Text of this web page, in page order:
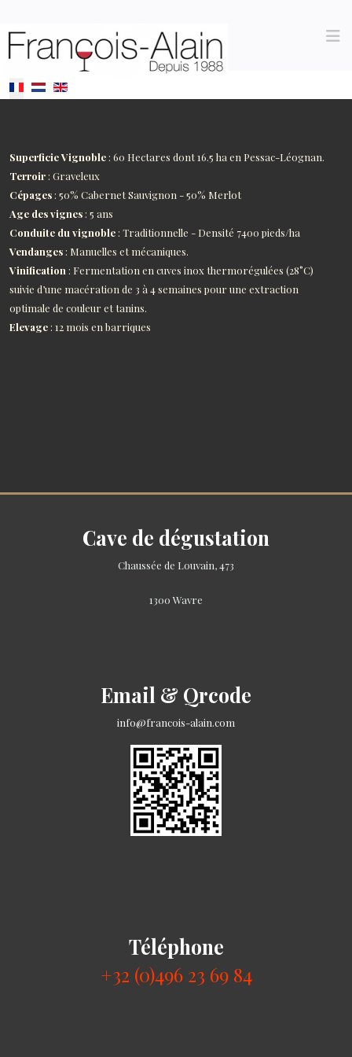
Superficie Vignoble : 60 Hectares dont 16.5 ha en Pessac-Léognan.
Terroir : Graveleux
Cépages : 50% Cabernet Sauvignon - 50% Merlot
Age des vignes : 5 ans
Conduite du vignoble : Traditionnelle - Densité 7400 pieds/ha
Vendanges : Manuelles et mécaniques.
Vinification : Fermentation en cuves inox thermorégulées (28°C)
suivie d’une macération de 3 à 4 semaines pour une extraction
optimale de couleur et tanins.
Elevage : 12 mois en barriques
Cave de dégustation
Chaussée de Louvain, 473
1300 Wavre
Email & Qrcode
info@francois-alain.com
Téléphone
+32 (0)496 23 69 84